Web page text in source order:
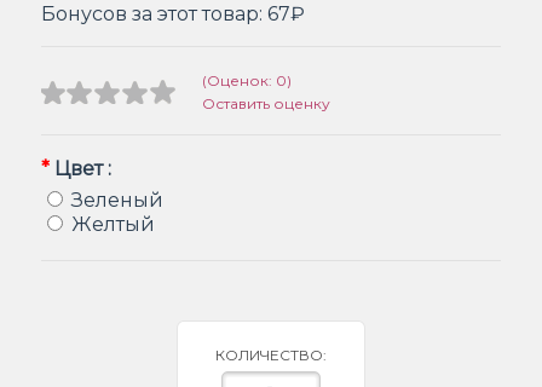
Бонусов за этот товар: 67₽
(Оценок: 0)
Оставить оценку
* Цвет :
Зеленый
Желтый
КОЛИЧЕСТВО: